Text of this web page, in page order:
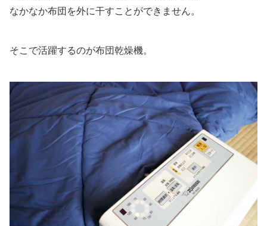
なかなか布団を外に干すことができません。
そこで活躍するのが布団乾燥機。